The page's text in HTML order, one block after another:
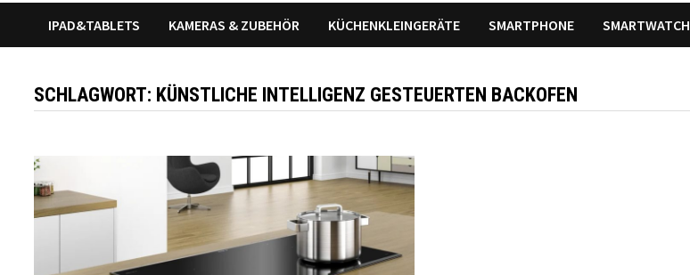
IPAD&TABLETS KAMERAS & ZUBEHÖR KÜCHENKLEINGERÄTE SMARTPHONE SMARTWATCH
SCHLAGWORT: KÜNSTLICHE INTELLIGENZ GESTEUERTEN BACKOFEN